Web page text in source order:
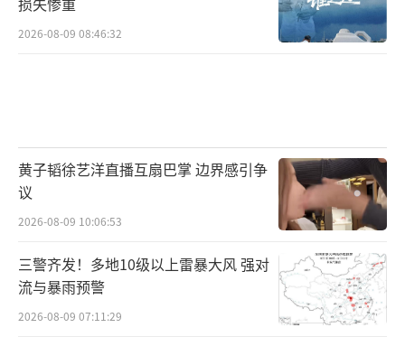
2026-08-09 08:46:32
黄子韬徐艺洋直播互扇巴掌 边界感引争
议
2026-08-09 10:06:53
三警齐发！多地10级以上雷暴大风 强对
流与暴雨预警
2026-08-09 07:11:29